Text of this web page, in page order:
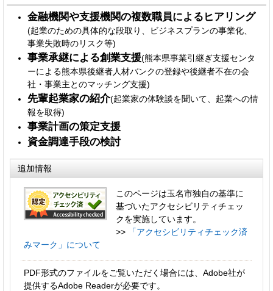
金融機関や支援機関の複数職員によるヒアリング
(起業のための具体的な段取り、ビジネスプランの事業化、
事業失敗時のリスク等)
事業承継による創業支援(熊本県事業引継ぎ支援センタ
ーによる熊本県後継者人材バンクの登録や後継者不在の会
社・事業主とのマッチング支援)
先輩起業家の紹介(起業家の体験談を聞いて、起業への情
報を取得)
事業計画の策定支援
資金調達手段の検討
追加情報
このページは玉名市独自の基準に
基づいたアクセシビリティチェッ
クを実施しています。
>>
「アクセシビリティチェック済
みマーク」について
PDF形式のファイルをご覧いただく場合には、Adobe社が
提供するAdobe Readerが必要です。